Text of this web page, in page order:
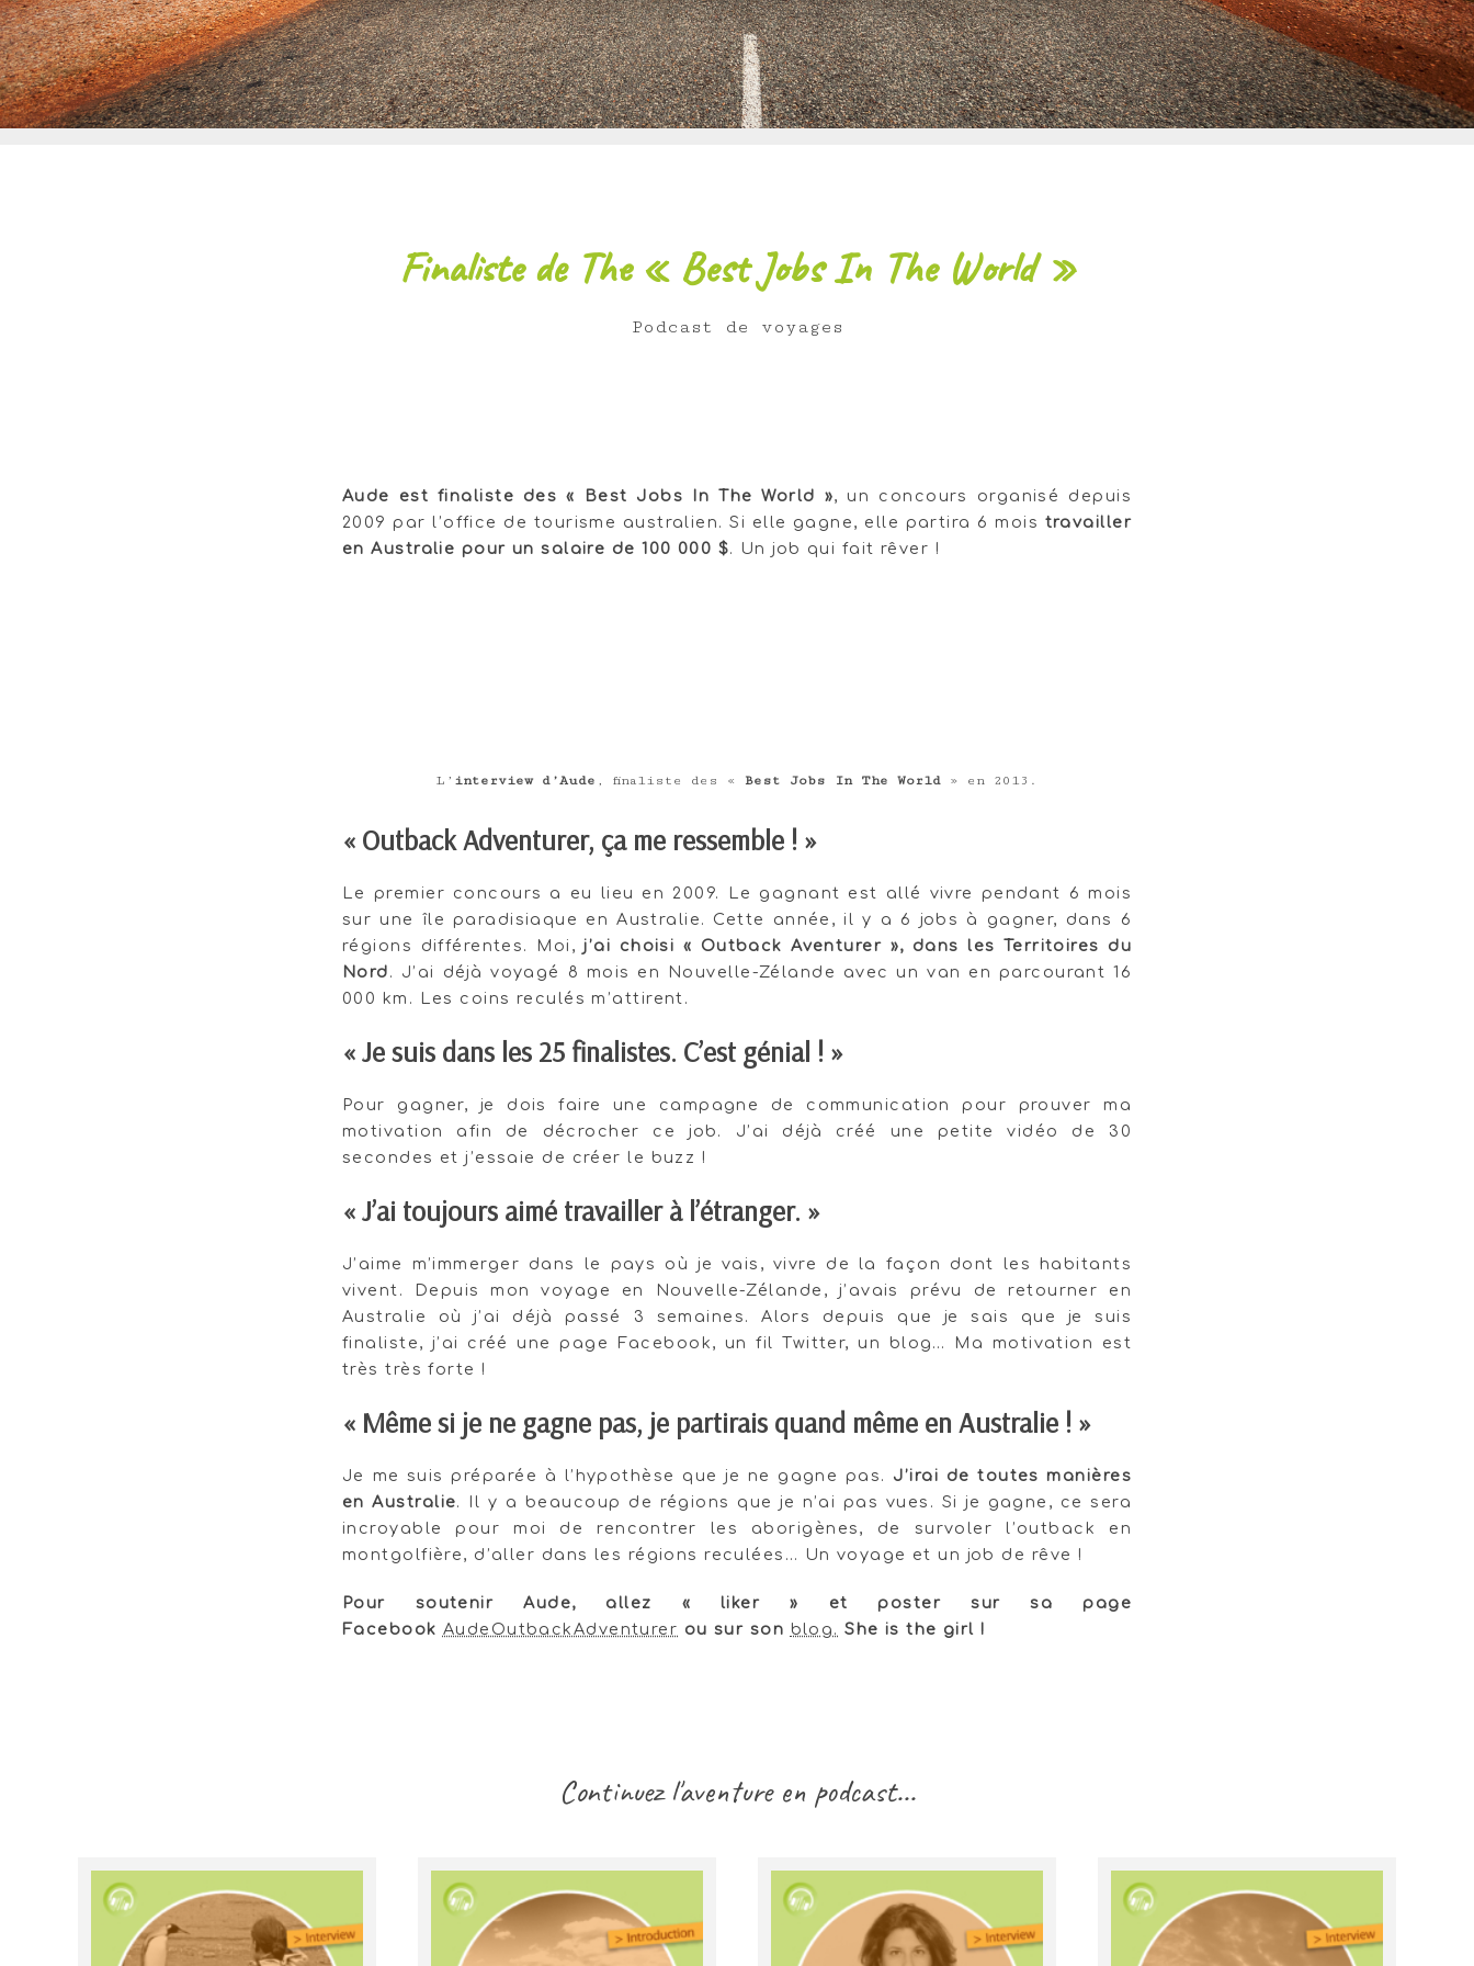
Finaliste de The « Best Jobs In The World »
Podcast de voyages
Aude est finaliste des « Best Jobs In The World », un concours organisé depuis
2009 par l’office de tourisme australien. Si elle gagne, elle partira 6 mois travailler
en Australie pour un salaire de 100 000 $. Un job qui fait rêver !
L’ interview d’Aude , finaliste des « Best Jobs In The World » en 2013.
« Outback Adventurer, ça me ressemble ! »
Le premier concours a eu lieu en 2009. Le gagnant est allé vivre pendant 6 mois
sur une île paradisiaque en Australie. Cette année, il y a 6 jobs à gagner, dans 6
régions différentes. Moi, j’ai choisi « Outback Aventurer », dans les Territoires du
Nord. J’ai déjà voyagé 8 mois en Nouvelle-Zélande avec un van en parcourant 16
000 km. Les coins reculés m’attirent.
« Je suis dans les 25 finalistes. C’est génial ! »
Pour gagner, je dois faire une campagne de communication pour prouver ma
motivation afin de décrocher ce job. J’ai déjà créé une petite vidéo de 30
secondes et j’essaie de créer le buzz !
« J’ai toujours aimé travailler à l’étranger. »
J’aime m’immerger dans le pays où je vais, vivre de la façon dont les habitants
vivent. Depuis mon voyage en Nouvelle-Zélande, j’avais prévu de retourner en
Australie où j’ai déjà passé 3 semaines. Alors depuis que je sais que je suis
finaliste, j’ai créé une page Facebook, un fil Twitter, un blog… Ma motivation est
très très forte !
« Même si je ne gagne pas, je partirais quand même en Australie ! »
Je me suis préparée à l’hypothèse que je ne gagne pas. J’irai de toutes manières
en Australie. Il y a beaucoup de régions que je n’ai pas vues. Si je gagne, ce sera
incroyable pour moi de rencontrer les aborigènes, de survoler l’outback en
montgolfière, d’aller dans les régions reculées… Un voyage et un job de rêve !
Pour soutenir Aude, allez « liker » et poster sur sa page
Facebook AudeOutbackAdventurer ou sur son blog. She is the girl !
Continuez l'aventure en podcast...